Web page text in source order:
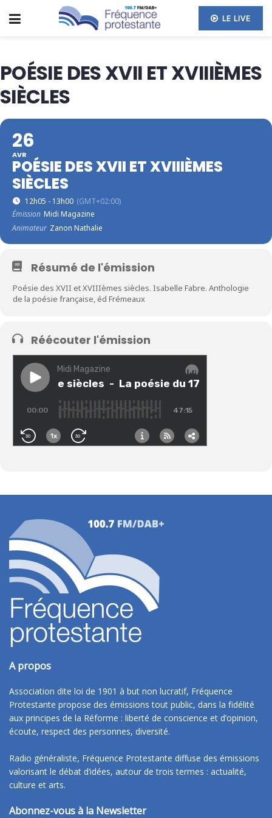
LE LIVE
POÉSIE DES XVII ET XVIIIÈMES
SIÈCLES
26
AVR
POÉSIE DES XVII ET XVIIIÈMES
SIÈCLES
12h05 - 13h00 (GMT+02:00)
Émission Midi Magazine
Animateur Zanon Nathalie
Résumé de l'émission
Poésie des XVII et XVIIIèmes siècles. Isabelle Fabre. Anthologie
de la poésie française, éd Frémeaux
Réécouter l'émission
A propos
Association dite loi de 1901 à but non lucratif, Fréquence
Protestante propose des émissions tout public, dans la fidélité
aux principes de la Réforme : liberté de conscience et d’opinion,
écoute, respect des personnes, diversité.
Radio généraliste, Fréquence Protestante diffuse des émissions
valorisant le débat d’idées, autour de trois termes : actualité,
culture et arts.
Abonnez-vous à la Newsletter